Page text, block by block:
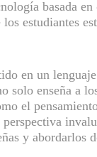
basada
estudiantes
en un
solo enseña a
el
y abordarlos